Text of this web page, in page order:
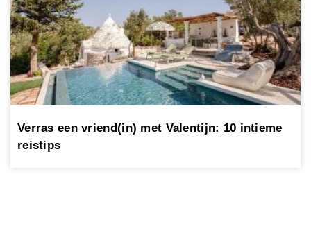
Verras een vriend(in) met Valentijn: 10 intieme
reistips